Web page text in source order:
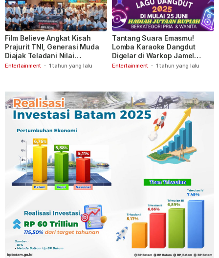
Entertainment - 1 tahun yang lalu
Film Believe Angkat Kisah
Prajurit TNI, Generasi Muda
Diajak Teladani Nilai
Keberanian
Entertainment - 1 tahun yang lalu
Tantang Suara Emasmu!
Lomba Karaoke Dangdut
Digelar di Warkop Jamel
Ganet